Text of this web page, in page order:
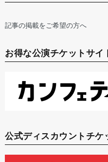
記事の掲載をご希望の方へ
お得な公演チケットサイ
公式ディスカウントチケ